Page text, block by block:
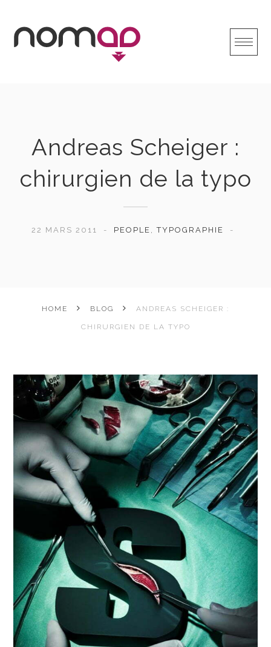
content
Andreas Scheiger :
chirurgien de la typo
22 MARS 2011 PEOPLE ,TYPOGRAPHIE
HOME BLOG ANDREAS SCHEIGER :
CHIRURGIEN DE LA TYPO